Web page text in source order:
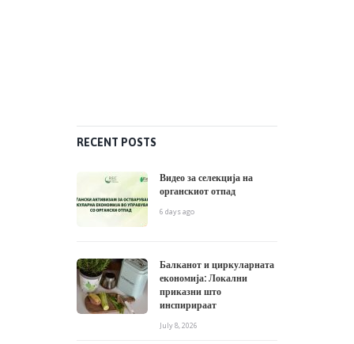
RECENT POSTS
Видео за селекција на
органскиот отпад
6 days ago
Балканот и циркуларната
економија: Локални
приказни што
инспирираат
July 8, 2026